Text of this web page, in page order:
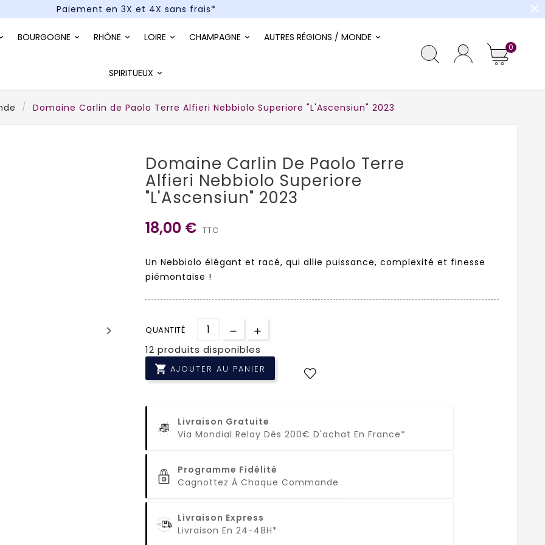
Paiement en 3X et 4X sans frais*
close
BOURGOGNE RHÔNE LOIRE CHAMPAGNE AUTRES RÉGIONS / MONDE
SPIRITUEUX
0
Domaine Carlin de Paolo Terre Alfieri Nebbiolo Superiore "L'Ascensiun" 2023
keyboard_arrow_right
Domaine Carlin De Paolo Terre
Alfieri Nebbiolo Superiore
"L'Ascensiun" 2023
18,00 € TTC
Un Nebbiolo élégant et racé, qui allie puissance, complexité et finesse
piémontaise !
QUANTITÉ
12 produits disponibles
 AJOUTER AU PANIER
Livraison Gratuite
Via Mondial Relay Dès 200€ D'achat En France*
Programme Fidélité
Cagnottez À Chaque Commande
Livraison Express
Livraison En 24-48H*